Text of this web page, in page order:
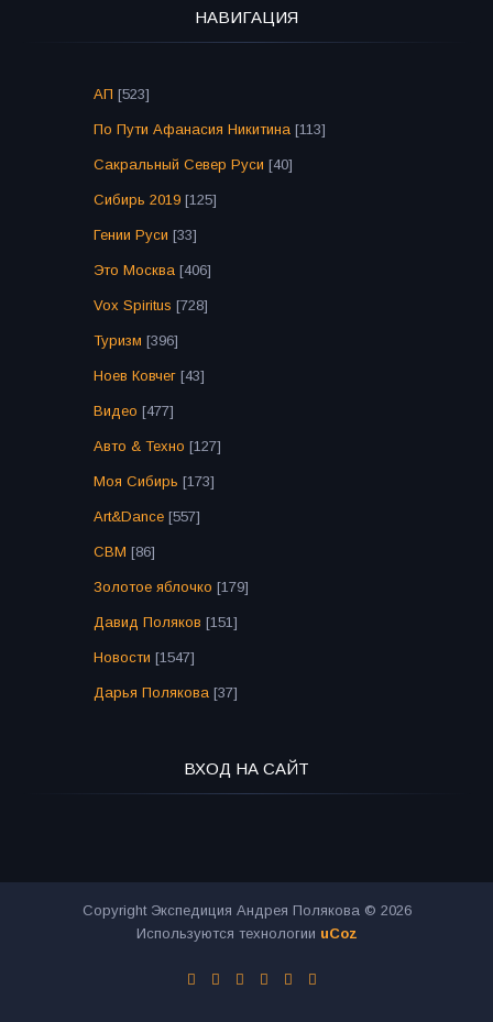
НАВИГАЦИЯ
АП [523]
По Пути Афанасия Никитина [113]
Сакральный Север Руси [40]
Сибирь 2019 [125]
Гении Руси [33]
Это Москва [406]
Vox Spiritus [728]
Туризм [396]
Ноев Ковчег [43]
Видео [477]
Авто & Техно [127]
Моя Сибирь [173]
Art&Dance [557]
СВМ [86]
Золотое яблочко [179]
Давид Поляков [151]
Новости [1547]
Дарья Полякова [37]
ВХОД НА САЙТ
Copyright Экспедиция Андрея Полякова © 2026
Используются технологии uCoz